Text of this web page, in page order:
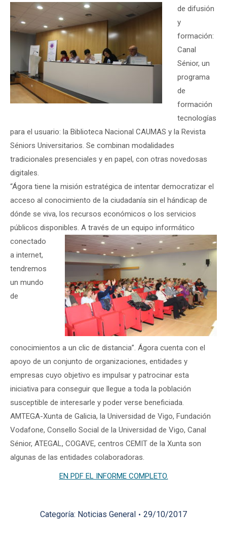
de difusión
y
formación:
Canal
Sénior, un
programa
de
formación
tecnologías
para el usuario: la Biblioteca Nacional CAUMAS y la Revista
Séniors Universitarios. Se combinan modalidades
tradicionales presenciales y en papel, con otras novedosas
digitales.
“Ágora tiene la misión estratégica de intentar democratizar el
acceso al conocimiento de la ciudadanía sin el hándicap de
dónde se viva, los recursos económicos o los servicios
públicos disponibles. A través de un equipo informático
conectado
a internet,
tendremos
un mundo
de
conocimientos a un clic de distancia”. Ágora cuenta con el
apoyo de un conjunto de organizaciones, entidades y
empresas cuyo objetivo es impulsar y patrocinar esta
iniciativa para conseguir que llegue a toda la población
susceptible de interesarle y poder verse beneficiada.
AMTEGA-Xunta de Galicia, la Universidad de Vigo, Fundación
Vodafone, Consello Social de la Universidad de Vigo, Canal
Sénior, ATEGAL, COGAVE, centros CEMIT de la Xunta son
algunas de las entidades colaboradoras.
EN PDF EL INFORME COMPLETO.
Categoría: Noticias General 29/10/2017